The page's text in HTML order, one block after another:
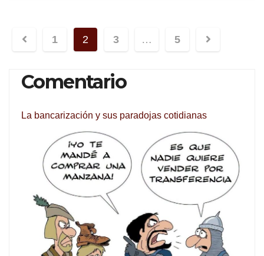
Navegación
entradas
1 2 3 … 5
Comentario
La bancarización y sus paradojas cotidianas